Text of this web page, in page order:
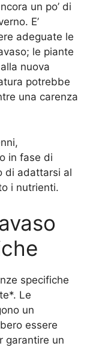
un po’ di
E’
adeguate le
le piante
nuova
potrebbe
una carenza
in fase di
di adattarsi al
i nutrienti.
specifiche
Le
un
essere
garantire un